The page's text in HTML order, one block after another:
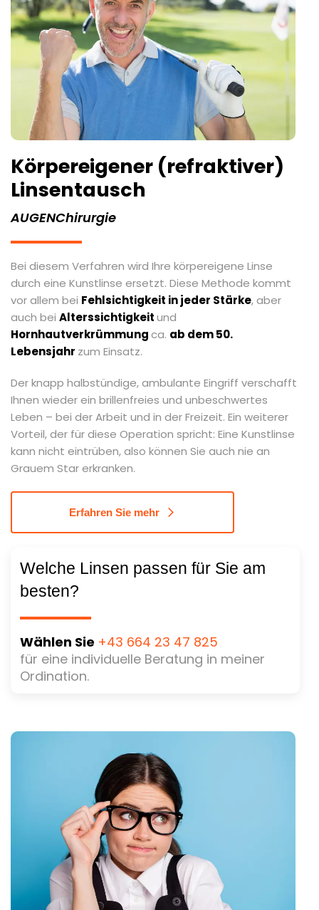
Körpereigener (refraktiver)
Linsentausch
AUGENChirurgie
Bei diesem Verfahren wird Ihre körpereigene Linse
durch eine Kunstlinse ersetzt. Diese Methode kommt
vor allem bei Fehlsichtigkeit in jeder Stärke, aber
auch bei Alterssichtigkeitund
Hornhautverkrümmungca. ab dem 50.
Lebensjahr zum Einsatz.
Der knapp halbstündige, ambulante Eingriff verschafft
Ihnen wieder ein brillenfreies und unbeschwertes
Leben – bei der Arbeit und in der Freizeit. Ein weiterer
Vorteil, der für diese Operation spricht: Eine Kunstlinse
kann nicht eintrüben, also können Sie auch nie an
Grauem Star erkranken.
Erfahren Sie mehr
Welche Linsen passen für Sie am
besten?
Wählen Sie +43 664 23 47 825
für eine individuelle Beratung in meiner
Ordination.